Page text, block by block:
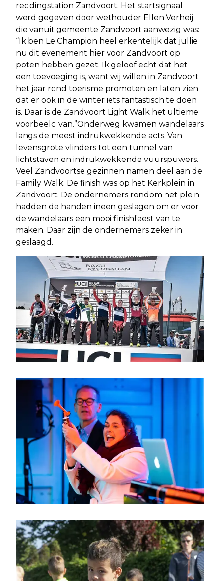
reddingstation Zandvoort. Het startsignaal
werd gegeven door wethouder Ellen Verheij
die vanuit gemeente Zandvoort aanwezig was:
“Ik ben Le Champion heel erkentelijk dat jullie
nu dit evenement hier voor Zandvoort op
poten hebben gezet. Ik geloof echt dat het
een toevoeging is, want wij willen in Zandvoort
het jaar rond toerisme promoten en laten zien
dat er ook in de winter iets fantastisch te doen
is. Daar is de Zandvoort Light Walk het ultieme
voorbeeld van.”Onderweg kwamen wandelaars
langs de meest indrukwekkende acts. Van
levensgrote vlinders tot een tunnel van
lichtstaven en indrukwekkende vuurspuwers.
Veel Zandvoortse gezinnen namen deel aan de
Family Walk. De finish was op het Kerkplein in
Zandvoort. De ondernemers rondom het plein
hadden de handen ineen geslagen om er voor
de wandelaars een mooi finishfeest van te
maken. Daar zijn de ondernemers zeker in
geslaagd.